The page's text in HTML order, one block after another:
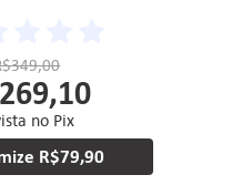
no Pix
R$79,90